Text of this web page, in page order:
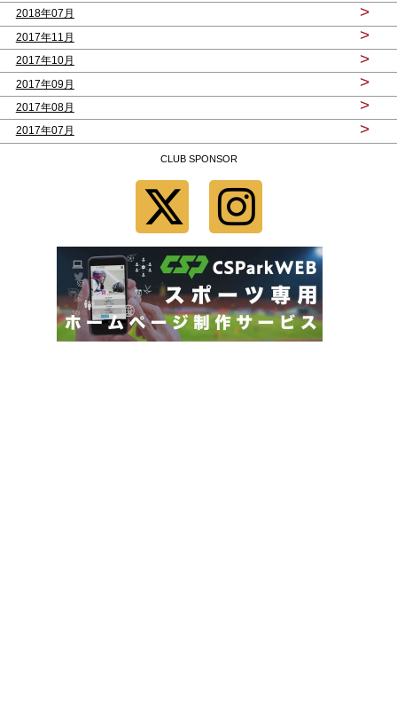
2018年07月 >
2017年11月 >
2017年10月 >
2017年09月 >
2017年08月 >
2017年07月 >
CLUB SPONSOR